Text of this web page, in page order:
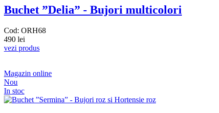
Buchet ”Delia” - Bujori multicolori
Cod: ORH68
490 lei
vezi produs
Magazin online
Nou
In stoc